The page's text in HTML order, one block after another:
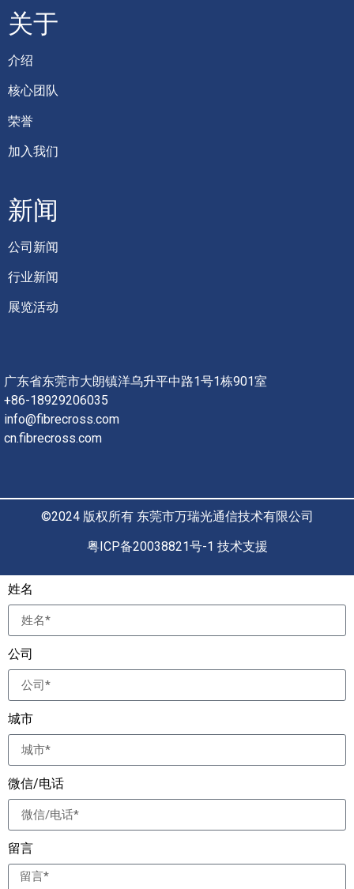
关于
介绍
核心团队
荣誉
加入我们
新闻
公司新闻
行业新闻
展览活动
广东省东莞市大朗镇洋乌升平中路1号1栋901室
+86-18929206035
info@fibrecross.com
cn.fibrecross.com
©2024 版权所有 东莞市万瑞光通信技术有限公司
粤ICP备20038821号-1 技术支援
姓名
公司
城市
微信/电话
留言